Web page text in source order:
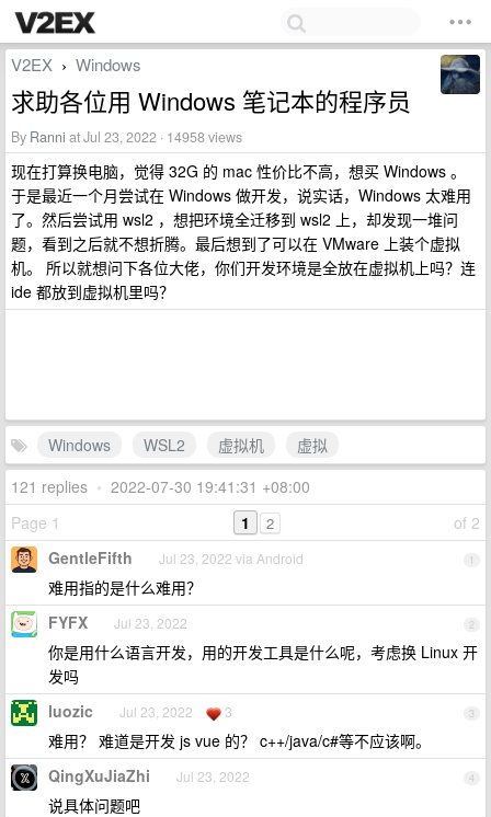
V2EX › Windows
求助各位用 Windows 笔记本的程序员
By Ranni at Jul 23, 2022 · 14958 views
现在打算换电脑，觉得 32G 的 mac 性价比不高，想买 Windows 。
于是最近一个月尝试在 Windows 做开发，说实话，Windows 太难用
了。然后尝试用 wsl2 ，想把环境全迁移到 wsl2 上，却发现一堆问
题，看到之后就不想折腾。最后想到了可以在 VMware 上装个虚拟
机。 所以就想问下各位大佬，你们开发环境是全放在虚拟机上吗？连
ide 都放到虚拟机里吗？
Windows WSL2 虚拟机
虚拟
121 replies • 2022-07-30 19:41:31 +08:00
Page 1
of 2
1 2
1
GentleFifth Jul 23, 2022 via Android
难用指的是什么难用？
2
FYFX Jul 23, 2022
你是用什么语言开发，用的开发工具是什么呢，考虑换 Linux 开
发吗
3
luozic Jul 23, 2022 3
难用？ 难道是开发 js vue 的？ c++/java/c#等不应该啊。
4
QingXuJiaZhi Jul 23, 2022
说具体问题吧